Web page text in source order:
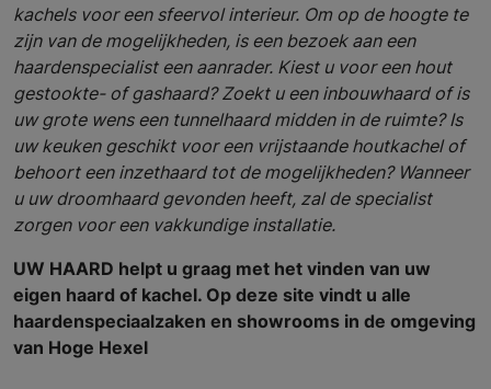
kachels voor een sfeervol interieur. Om op de hoogte te
zijn van de mogelijkheden, is een bezoek aan een
haardenspecialist een aanrader. Kiest u voor een hout
gestookte- of gashaard? Zoekt u een inbouwhaard of is
uw grote wens een tunnelhaard midden in de ruimte? Is
uw keuken geschikt voor een vrijstaande houtkachel of
behoort een inzethaard tot de mogelijkheden? Wanneer
u uw droomhaard gevonden heeft, zal de specialist
zorgen voor een vakkundige installatie.
UW HAARD helpt u graag met het vinden van uw
eigen haard of kachel. Op deze site vindt u alle
haardenspeciaalzaken en showrooms in de omgeving
van Hoge Hexel